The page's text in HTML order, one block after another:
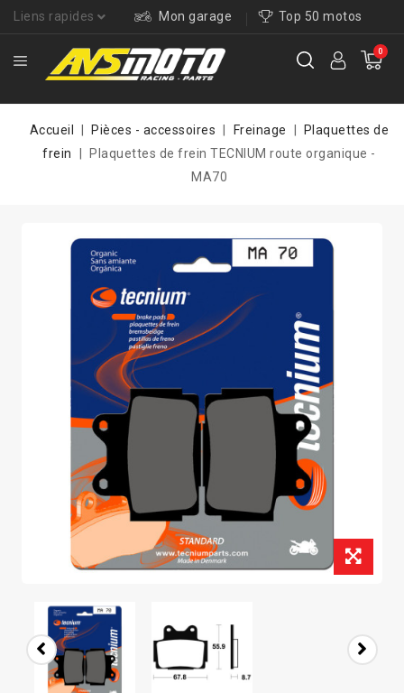
Liens rapides Mon garage Top 50 motos
0
Accueil Pièces - accessoires Freinage
Plaquettes de
frein
Plaquettes de frein TECNIUM route organique -
MA70